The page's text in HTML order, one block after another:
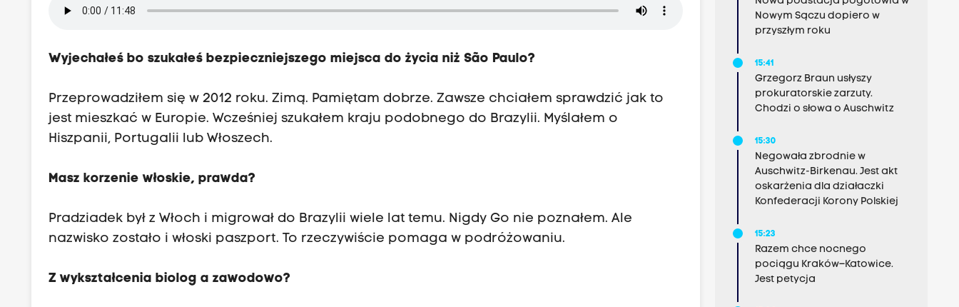
Wyjechałeś bo szukałeś bezpieczniejszego miejsca do życia niż São Paulo?
Przeprowadziłem się w 2012 roku. Zimą. Pamiętam dobrze. Zawsze chciałem sprawdzić jak to
jest mieszkać w Europie. Wcześniej szukałem kraju podobnego do Brazylii. Myślałem o
Hiszpanii, Portugalii lub Włoszech.
Masz korzenie włoskie, prawda?
Pradziadek był z Włoch i migrował do Brazylii wiele lat temu. Nigdy Go nie poznałem. Ale
nazwisko zostało i włoski paszport. To rzeczywiście pomaga w podróżowaniu.
Z wykształcenia biolog a zawodowo?
Nowym Sączu dopiero w
przyszłym roku
15:41
Grzegorz Braun usłyszy
prokuratorskie zarzuty.
Chodzi o słowa o Auschwitz
15:30
Negowała zbrodnie w
Auschwitz-Birkenau. Jest akt
oskarżenia dla działaczki
Konfederacji Korony Polskiej
15:23
Razem chce nocnego
pociągu Kraków–Katowice.
Jest petycja